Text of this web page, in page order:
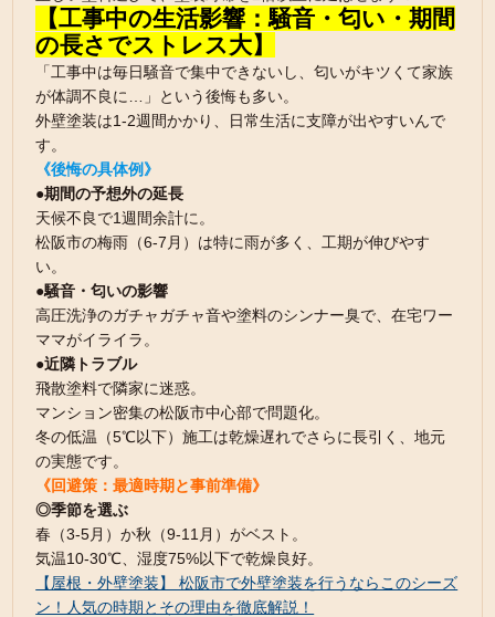
【工事中の生活影響：騒音・匂い・期間
の長さでストレス大】
「工事中は毎日騒音で集中できないし、匂いがキツくて家族
が体調不良に…」という後悔も多い。
外壁塗装は1-2週間かかり、日常生活に支障が出やすいんで
す。
《後悔の具体例》
●期間の予想外の延長
天候不良で1週間余計に。
松阪市の梅雨（6-7月）は特に雨が多く、工期が伸びやす
い。
●騒音・匂いの影響
高圧洗浄のガチャガチャ音や塗料のシンナー臭で、在宅ワー
ママがイライラ。
●近隣トラブル
飛散塗料で隣家に迷惑。
マンション密集の松阪市中心部で問題化。
冬の低温（5℃以下）施工は乾燥遅れでさらに長引く、地元
の実態です。
《回避策：最適時期と事前準備》
◎季節を選ぶ
春（3-5月）か秋（9-11月）がベスト。
気温10-30℃、湿度75%以下で乾燥良好。
【屋根・外壁塗装】 松阪市で外壁塗装を行うならこのシーズ
ン！人気の時期とその理由を徹底解説！